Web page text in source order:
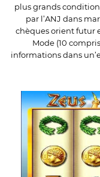
plus grands
par l’ANJ dans
chèques orient futur
Mode (10
informations dans